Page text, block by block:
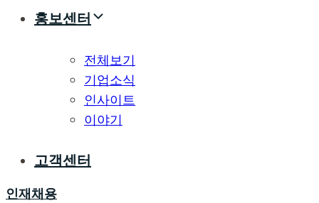
홍보센터
전체보기
기업소식
인사이트
이야기
고객센터
인재채용